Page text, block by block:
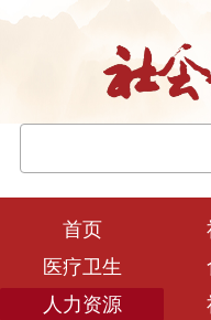
首页
医疗卫生
人力资源